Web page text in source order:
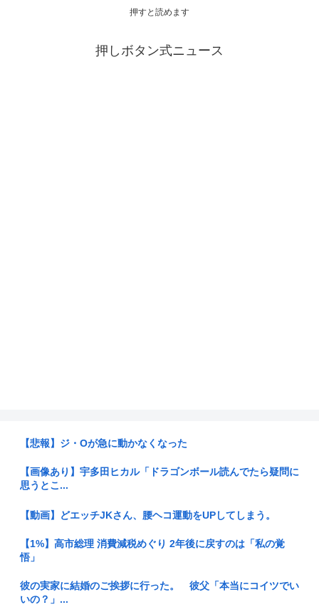
押すと読めます
押しボタン式ニュース
【悲報】ジ・Oが急に動かなくなった
【画像あり】宇多田ヒカル「ドラゴンボール読んでたら疑問に
思うとこ...
【動画】どエッチJKさん、腰ヘコ運動をUPしてしまう。
【1%】高市総理 消費減税めぐり 2年後に戻すのは「私の覚
悟」
彼の実家に結婚のご挨拶に行った。 彼父「本当にコイツでい
いの？」...